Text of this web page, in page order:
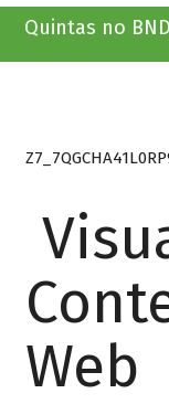
Quintas no
Web